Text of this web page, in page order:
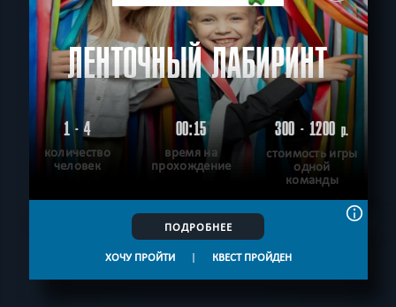
ЛЕНТОЧНЫЙ ЛАБИРИНТ
1 - 4
количество
человек
00:15
время на
прохождение
300 - 1200 р.
стоимость игры
одной
команды
ПОДРОБНЕЕ
ХОЧУ ПРОЙТИ | КВЕСТ ПРОЙДЕН